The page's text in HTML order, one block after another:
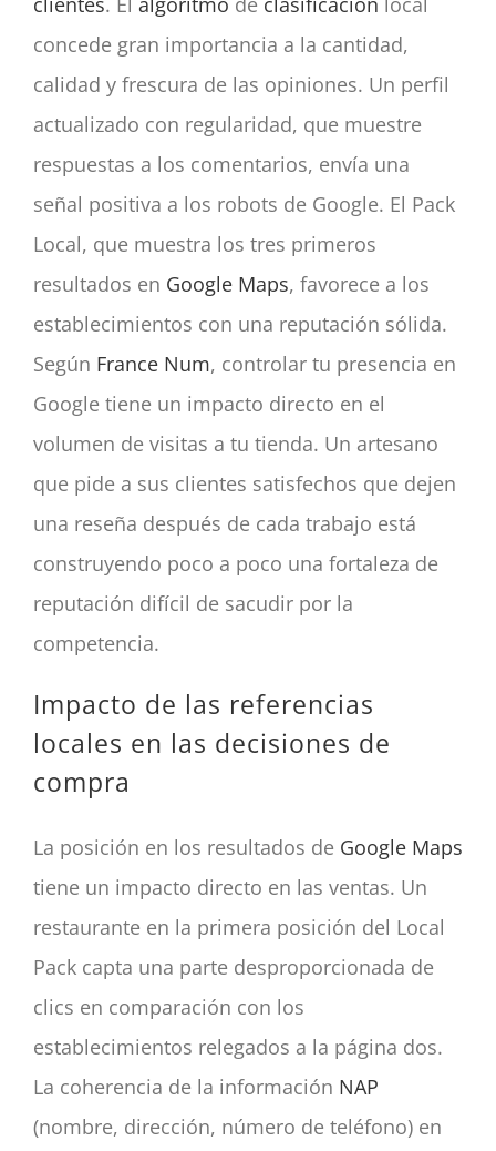
concede gran importancia a la cantidad,
calidad y frescura de las opiniones. Un perfil
actualizado con regularidad, que muestre
respuestas a los comentarios, envía una
señal positiva a los robots de Google. El Pack
Local, que muestra los tres primeros
resultados en Google Maps, favorece a los
establecimientos con una reputación sólida.
Según France Num, controlar tu presencia en
Google tiene un impacto directo en el
volumen de visitas a tu tienda. Un artesano
que pide a sus clientes satisfechos que dejen
una reseña después de cada trabajo está
construyendo poco a poco una fortaleza de
reputación difícil de sacudir por la
competencia.
Impacto de las referencias
locales en las decisiones de
compra
La posición en los resultados de Google Maps
tiene un impacto directo en las ventas. Un
restaurante en la primera posición del Local
Pack capta una parte desproporcionada de
clics en comparación con los
establecimientos relegados a la página dos.
La coherencia de la información NAP
(nombre, dirección, número de teléfono) en